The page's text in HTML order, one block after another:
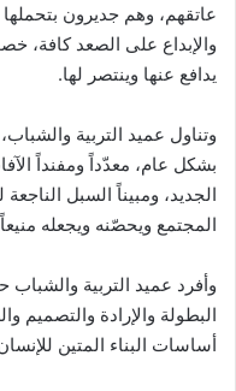
عاتقهم، وهم جديرون بتحملها
والإبداع على الصعد كافة،
يدافع عنها وينتصر لها.
وتناول عميد التربية
بشكل عام، معدّداً ومفنداً
الجديد، ومبيناً السبل
المجتمع ويحصّنه ويجعله
وأفرد عميد التربية
البطولة والإرادة والتصميم
أساسات البناء المتين